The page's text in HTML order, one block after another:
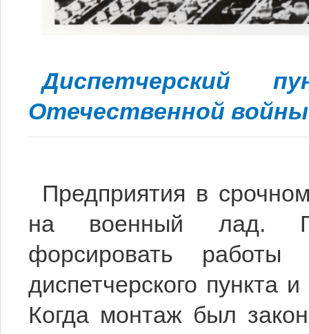
Диспетчерский
Отечественной войны
Предприятия в
на военный лад.
форсировать работы
диспетчерского пункта
Когда монтаж был